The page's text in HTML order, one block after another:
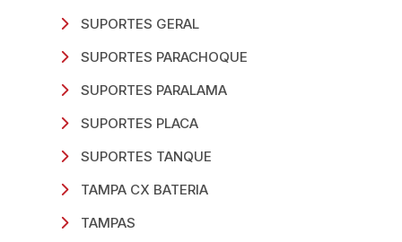
SUPORTES GERAL
SUPORTES PARACHOQUE
SUPORTES PARALAMA
SUPORTES PLACA
SUPORTES TANQUE
TAMPA CX BATERIA
TAMPAS